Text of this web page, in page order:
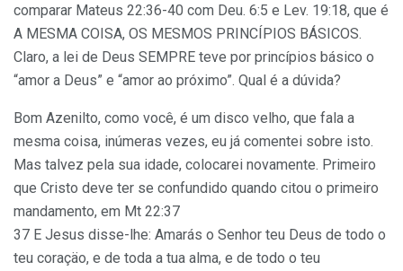
comparar Mateus 22:36-40 com Deu. 6:5 e Lev. 19:18, que é
A MESMA COISA, OS MESMOS PRINCÍPIOS BÁSICOS.
Claro, a lei de Deus SEMPRE teve por princípios básico o
“amor a Deus” e “amor ao próximo”. Qual é a dúvida?
Bom Azenilto, como você, é um disco velho, que fala a
mesma coisa, inúmeras vezes, eu já comentei sobre isto.
Mas talvez pela sua idade, colocarei novamente. Primeiro
que Cristo deve ter se confundido quando citou o primeiro
mandamento, em Mt 22:37
37 E Jesus disse-lhe: Amarás o Senhor teu Deus de todo o
teu coraçäo, e de toda a tua alma, e de todo o teu